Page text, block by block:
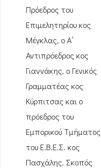
Πρόεδρος του
Επιμελητηρίου κος
Μέγκλας, ο Α’
Αντιπρόεδρος κος
Γιαννάκης, ο Γενικός
Γραμματέας κος
Κύρπιτσας και ο
πρόεδρος του
Εμπορικού Τμήματος
του Ε.Β.Ε.Σ. κος
Πασχάλης. Σκοπός